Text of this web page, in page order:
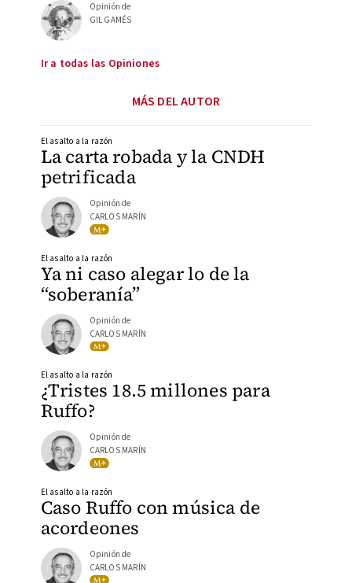
Opinión de
GIL GAMÉS
Ir a todas las Opiniones
MÁS DEL AUTOR
La carta robada y la CNDH
petrificada
El asalto a la razón
Opinión de
CARLOS MARÍN
Ya ni caso alegar lo de la
“soberanía”
El asalto a la razón
Opinión de
CARLOS MARÍN
¿Tristes 18.5 millones para
Ruffo?
El asalto a la razón
Opinión de
CARLOS MARÍN
Caso Ruffo con música de
acordeones
El asalto a la razón
Opinión de
CARLOS MARÍN